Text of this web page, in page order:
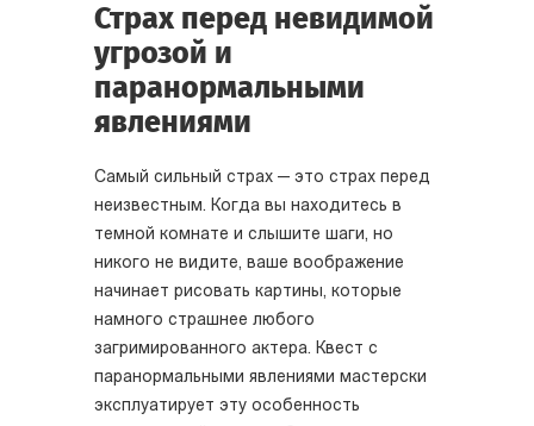
Страх перед невидимой
угрозой и
паранормальными
явлениями
Самый сильный страх — это страх перед
неизвестным. Когда вы находитесь в
темной комнате и слышите шаги, но
никого не видите, ваше воображение
начинает рисовать картины, которые
намного страшнее любого
загримированного актера. Квест с
паранормальными явлениями мастерски
эксплуатирует эту особенность